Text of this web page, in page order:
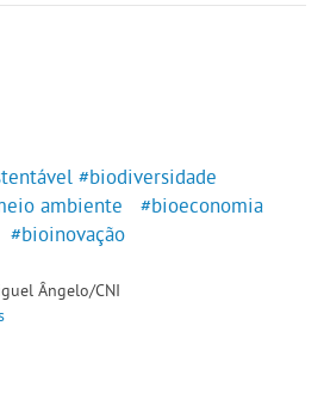
#biodiversidade
ambiente
#bioeconomia
#bioinovação
Ângelo/CNI